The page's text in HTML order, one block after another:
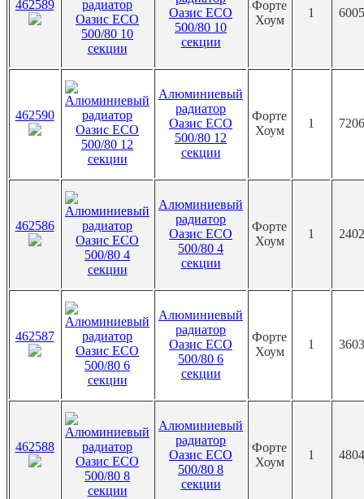
462589
Оазис ECO
500/80 10
секции
Форте
Хоум
1
462590
Алюминиевый
радиатор
Оазис ECO
500/80 12
секции
Форте
Хоум
1
462586
Алюминиевый
радиатор
Оазис ECO
500/80 4
секции
Форте
Хоум
1
462587
Алюминиевый
радиатор
Оазис ECO
500/80 6
секции
Форте
Хоум
1
462588
Алюминиевый
радиатор
Оазис ECO
500/80 8
секции
Форте
Хоум
1